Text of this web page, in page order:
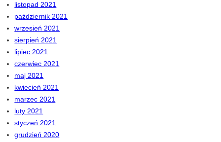
listopad 2021
październik 2021
wrzesień 2021
sierpień 2021
lipiec 2021
czerwiec 2021
maj 2021
kwiecień 2021
marzec 2021
luty 2021
styczeń 2021
grudzień 2020